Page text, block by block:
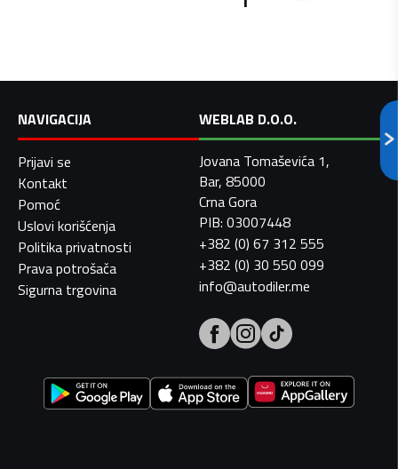
NAVIGACIJA
Prijavi se
Kontakt
Pomoć
Uslovi korišćenja
Politika privatnosti
Prava potrošača
Sigurna trgovina
WEBLAB D.O.O.
Jovana Tomaševića 1,
Bar, 85000
Crna Gora
PIB: 03007448
+382 (0) 67 312 555
+382 (0) 30 550 099
info@autodiler.me